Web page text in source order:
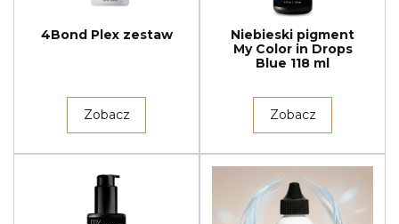
4Bond Plex zestaw
Zobacz
Niebieski pigment
My Color in Drops
Blue 118 ml
Zobacz